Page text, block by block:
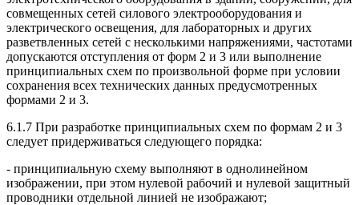
совмещенных сетей силового электрооборудования и
электрического освещения, для лабораторных и других
разветвленных сетей с несколькими напряжениями, частотами
допускаются отступления от форм 2 и 3 или выполнение
принципиальных схем по произвольной форме при условии
сохранения всех технических данных предусмотренных
формами 2 и 3.
6.1.7 При разработке принципиальных схем по формам 2 и 3
следует придерживаться следующего порядка:
- принципиальную схему выполняют в однолинейном
изображении, при этом нулевой рабочий и нулевой защитный
проводники отдельной линией не изображают;